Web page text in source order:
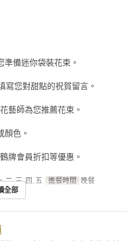
備迷你袋裝花束。
寫您對甜點的祝賀留言。
藝師為您推薦花束。
顏色。
牌會員折扣等優惠。
二, 三, 四, 五 進餐時間 晚餐
全部